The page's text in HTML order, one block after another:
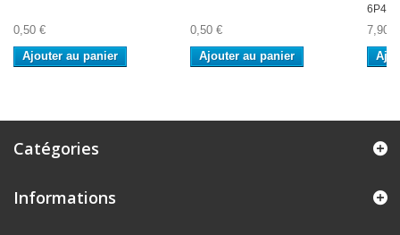
0,50 €
Ajouter au panier
0,50 €
Ajouter au panier
6P4C.
7,90 €
Catégories
Informations